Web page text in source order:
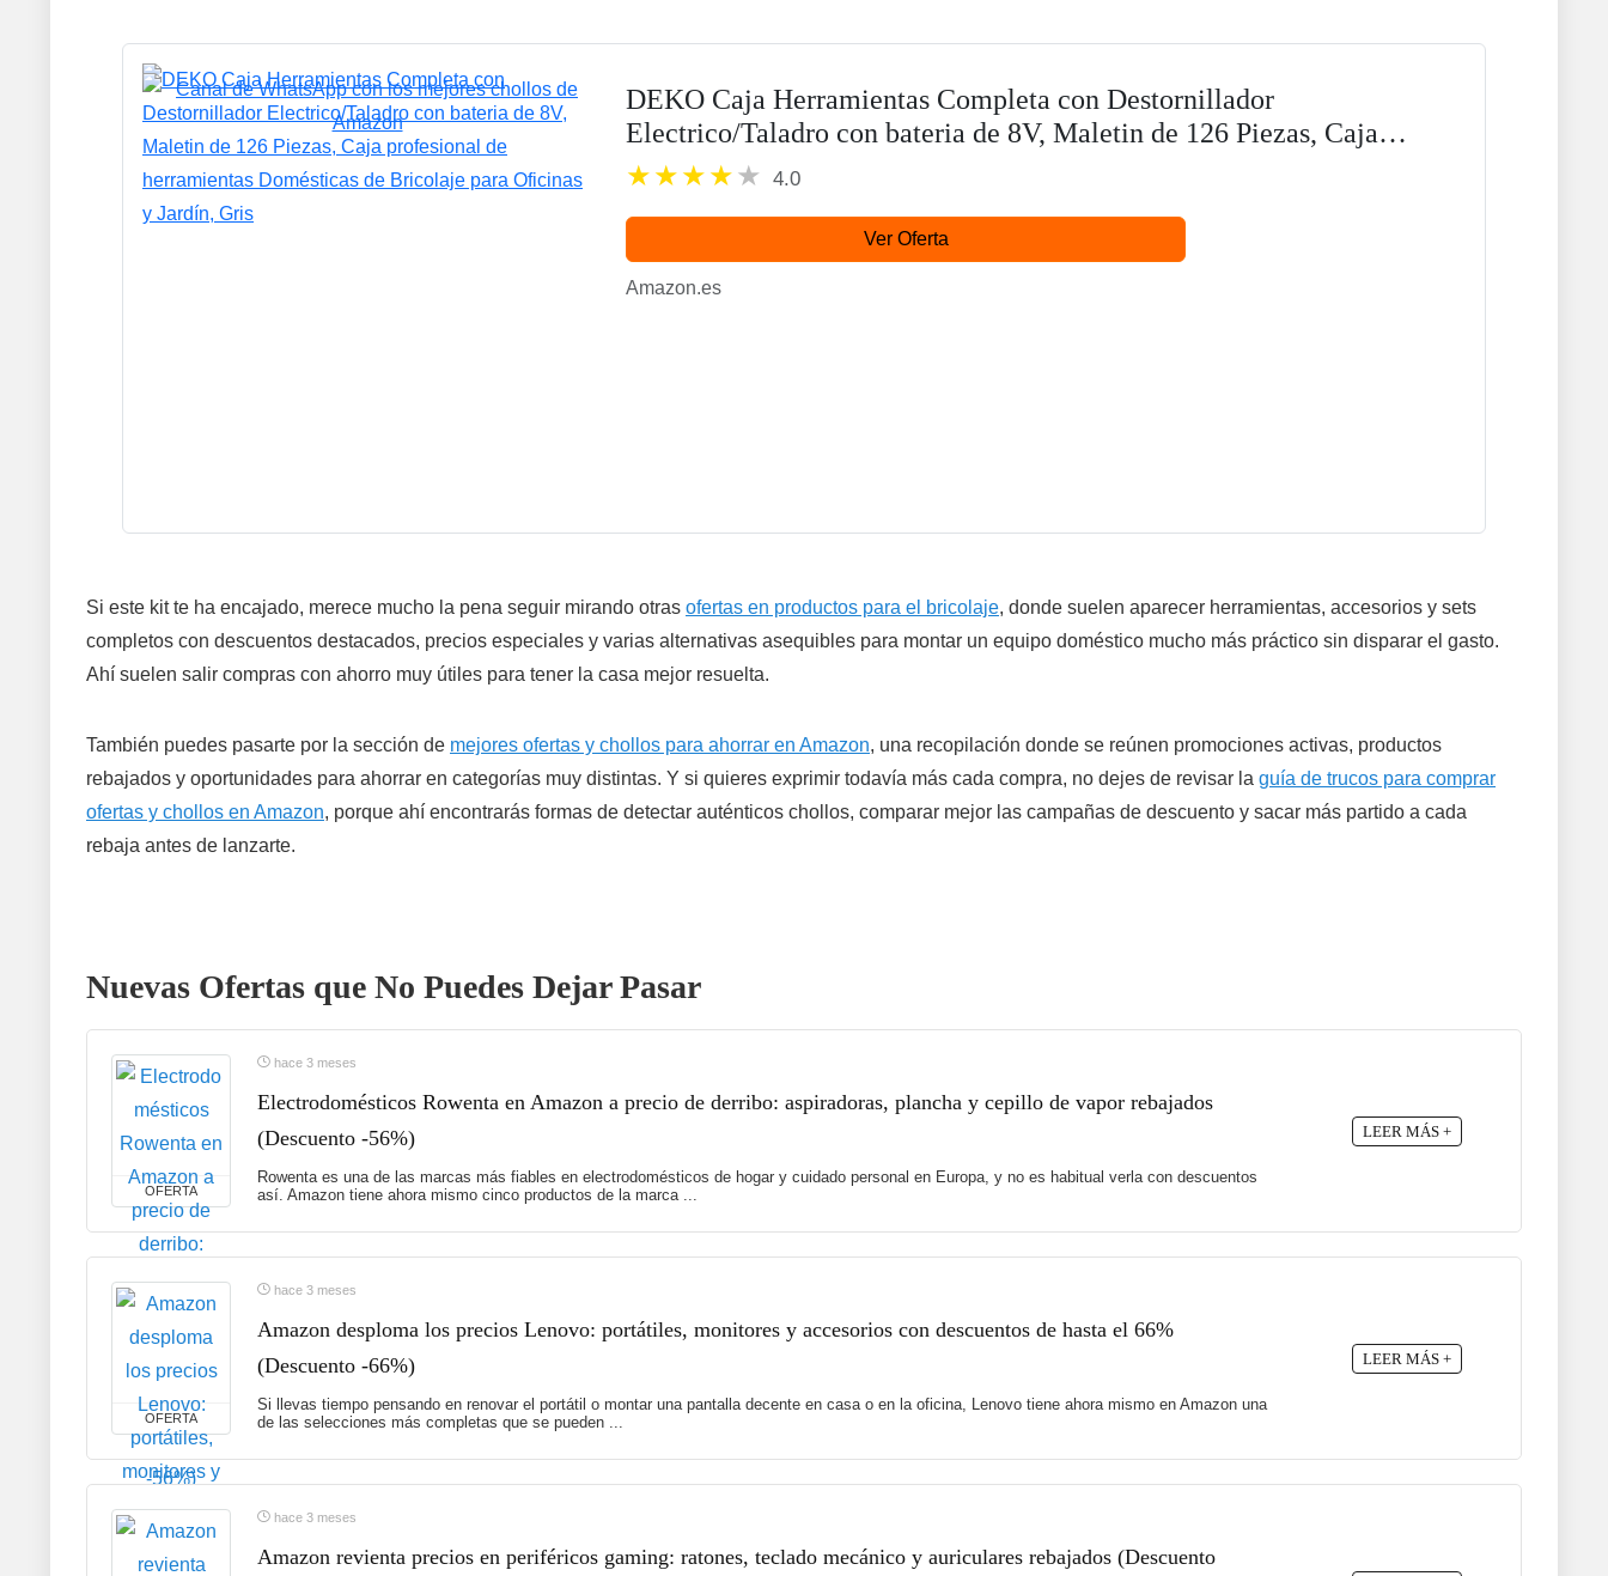
DEKO Caja Herramientas Completa con Destornillador
Electrico/Taladro con bateria de 8V, Maletin de 126 Piezas, Caja
profesional de herramientas Domésticas de...
4.0
Ver Oferta
Amazon.es
Si este kit te ha encajado, merece mucho la pena seguir mirando otras ofertas en productos para el bricolaje, donde suelen aparecer herramientas, accesorios y sets
completos con descuentos destacados, precios especiales y varias alternativas asequibles para montar un equipo doméstico mucho más práctico sin disparar el gasto.
Ahí suelen salir compras con ahorro muy útiles para tener la casa mejor resuelta.
También puedes pasarte por la sección de mejores ofertas y chollos para ahorrar en Amazon, una recopilación donde se reúnen promociones activas, productos
rebajados y oportunidades para ahorrar en categorías muy distintas. Y si quieres exprimir todavía más cada compra, no dejes de revisar la guía de trucos para comprar
ofertas y chollos en Amazon, porque ahí encontrarás formas de detectar auténticos chollos, comparar mejor las campañas de descuento y sacar más partido a cada
rebaja antes de lanzarte.
Nuevas Ofertas que No Puedes Dejar Pasar
OFERTA
hace 3 meses
Electrodomésticos Rowenta en Amazon a precio de derribo: aspiradoras, plancha y cepillo de vapor rebajados
(Descuento -56%)
Rowenta es una de las marcas más fiables en electrodomésticos de hogar y cuidado personal en Europa, y no es habitual verla con descuentos
así. Amazon tiene ahora mismo cinco productos de la marca ...
LEER MÁS +
OFERTA
hace 3 meses
Amazon desploma los precios Lenovo: portátiles, monitores y accesorios con descuentos de hasta el 66%
(Descuento -66%)
Si llevas tiempo pensando en renovar el portátil o montar una pantalla decente en casa o en la oficina, Lenovo tiene ahora mismo en Amazon una
de las selecciones más completas que se pueden ...
LEER MÁS +
hace 3 meses
Amazon revienta precios en periféricos gaming: ratones, teclado mecánico y auriculares rebajados (Descuento